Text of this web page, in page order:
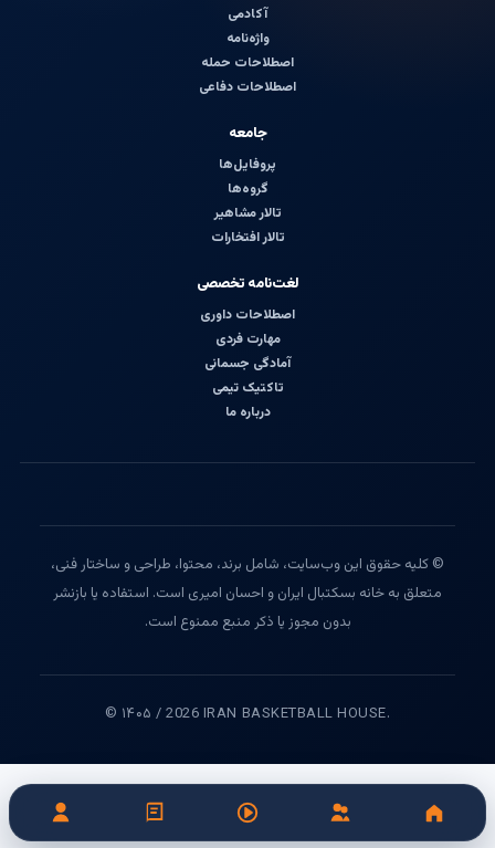
آکادمی
واژه‌نامه
اصطلاحات حمله
اصطلاحات دفاعی
جامعه
پروفایل‌ها
گروه‌ها
تالار مشاهیر
تالار افتخارات
لغت‌نامه تخصصی
اصطلاحات داوری
مهارت فردی
آمادگی جسمانی
تاکتیک تیمی
درباره ما
© کلیه حقوق این وب‌سایت، شامل برند، محتوا، طراحی و ساختار فنی،
متعلق به خانه بسکتبال ایران و احسان امیری است. استفاده یا بازنشر
بدون مجوز یا ذکر منبع ممنوع است.
© ۱۴۰۵ / 2026 IRAN BASKETBALL HOUSE.